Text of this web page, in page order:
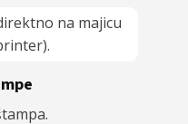
na majicu